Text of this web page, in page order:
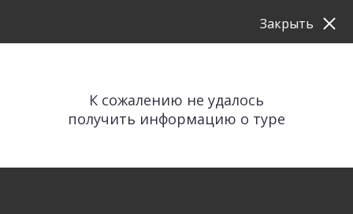
К сожалению не удалось
получить информацию о туре
Закрыть